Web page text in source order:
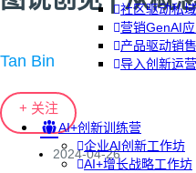
社区驱动私
营销GenAI应
产品驱动销
导入创新运营
AI+创新训练营
企业AI创新工作坊
AI+增长战略工作坊
Tan Bin
+ 关注
2024-04-26